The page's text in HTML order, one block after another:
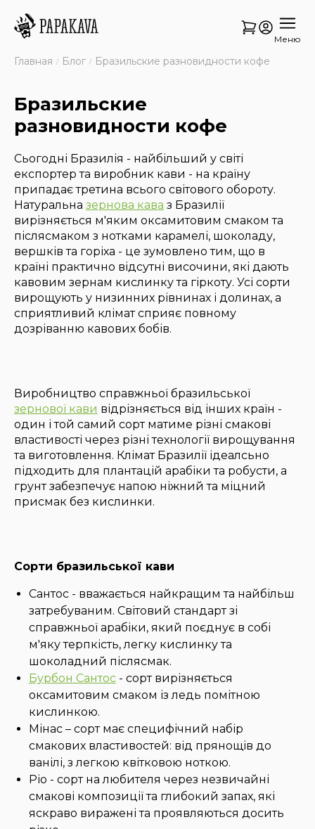
Меню
Главная Блог Бразильские разновидности кофе
Бразильские
разновидности кофе
Сьогодні Бразилія - найбільший у світі
експортер та виробник кави - на країну
припадає третина всього світового обороту.
Натуральна зернова кава з Бразилії
вирізняється м'яким оксамитовим смаком та
післясмаком з нотками карамелі, шоколаду,
вершків та горіха - це зумовлено тим, що в
країні практично відсутні височини, які дають
кавовим зернам кислинку та гіркоту. Усі сорти
вирощують у низинних рівнинах і долинах, а
сприятливий клімат сприяє повному
дозріванню кавових бобів.
Виробництво справжньої бразильської
зернової кави відрізняється від інших країн -
один і той самий сорт матиме різні смакові
властивості через різні технології вирощування
та виготовлення. Клімат Бразилії ідеалсьно
підходить для плантацій арабіки та робусти, а
грунт забезпечує напою ніжний та міцний
присмак без кислинки.
Сорти бразильської кави
Сантос - вважається найкращим та найбільш
затребуваним. Світовий стандарт зі
справжньої арабіки, який поєднує в собі
м'яку терпкість, легку кислинку та
шоколадний післясмак.
Бурбон Сантос- сорт вирізняється
оксамитовим смаком із ледь помітною
кислинкою.
Мінас – сорт має специфічний набір
смакових властивостей: від прянощів до
ванілі, з легкою квітковою ноткою.
Ріо - сорт на любителя через незвичайні
смакові композиції та глибокий запах, які
яскраво виражені та проявляються досить